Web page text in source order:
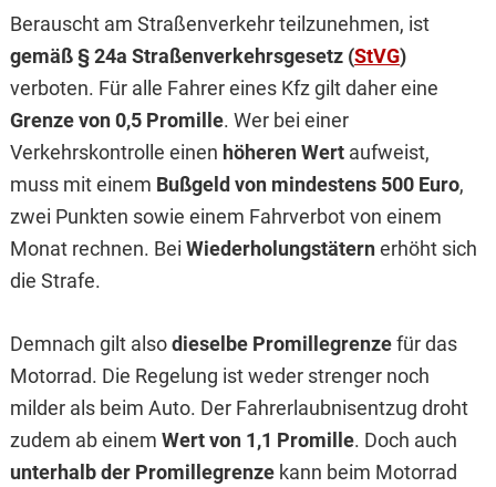
Berauscht am Straßenverkehr teilzunehmen, ist
gemäß § 24a Straßenverkehrsgesetz (StVG)
verboten. Für alle Fahrer eines Kfz gilt daher eine
Grenze von 0,5 Promille. Wer bei einer
Verkehrskontrolle einen höheren Wertaufweist,
muss mit einem Bußgeld von mindestens 500 Euro,
zwei Punkten sowie einem Fahrverbot von einem
Monat rechnen. Bei Wiederholungstäternerhöht sich
die Strafe.
Demnach gilt alsodieselbe Promillegrenzefür das
Motorrad. Die Regelung ist weder strenger noch
milder als beim Auto. Der Fahrerlaubnisentzug droht
zudem ab einem Wert von 1,1 Promille. Doch auch
unterhalb der Promillegrenzekann beim Motorrad